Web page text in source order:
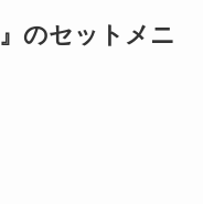
』のセットメニ